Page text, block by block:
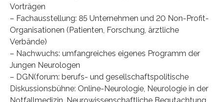
Vorträgen
– Fachausstellung: 85 Unternehmen und 20 Non-Profit-
Organisationen (Patienten, Forschung, ärztliche
Verbände)
– Nachwuchs: umfangreiches eigenes Programm der
Jungen Neurologen
– DGN(forum: berufs- und gesellschaftspolitische
Diskussionsbühne: Online-Neurologie, Neurologie in der
Notfallmedizin, Neurowissenschaftliche Begutachtung,